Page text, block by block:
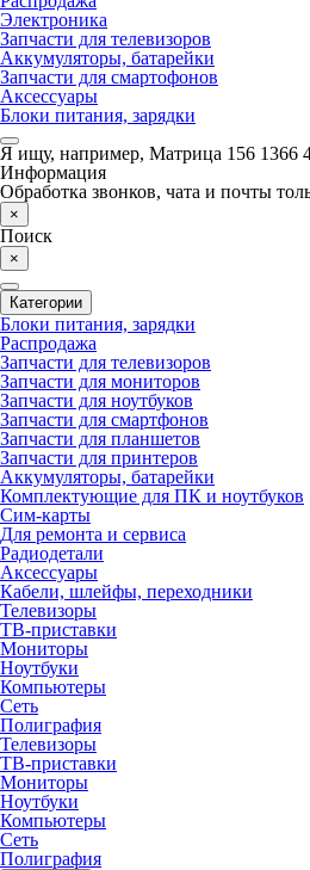
Электроника
Запчасти для телевизоров
Аккумуляторы, батарейки
Запчасти для смартофонов
Аксессуары
Блоки питания, зарядки
Я ищу, например, Матрица 156 1366
Информация
Обработка звонков, чата и почты
×
Поиск
×
Категории
Блоки питания, зарядки
Распродажа
Запчасти для телевизоров
Запчасти для мониторов
Запчасти для ноутбуков
Запчасти для смартфонов
Запчасти для планшетов
Запчасти для принтеров
Аккумуляторы, батарейки
Комплектующие для ПК и ноутбуков
Сим-карты
Для ремонта и сервиса
Радиодетали
Аксессуары
Кабели, шлейфы, переходники
Телевизоры
ТВ-приставки
Мониторы
Ноутбуки
Компьютеры
Сеть
Полиграфия
Телевизоры
ТВ-приставки
Мониторы
Ноутбуки
Компьютеры
Сеть
Полиграфия